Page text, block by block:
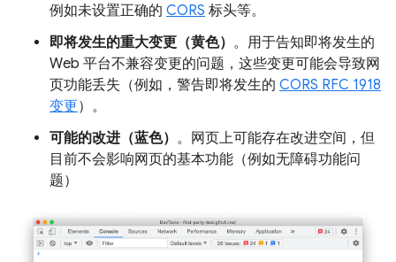
例如未设置正确的 CORS 标头等。
即将发生的重大变更（黄色） 。用于告知即将发生的
Web 平台不兼容变更的问题，这些变更可能会导致网
页功能丢失（例如，警告即将发生的 CORS RFC 1918
变更）。
可能的改进（蓝色） 。网页上可能存在改进空间，但
目前不会影响网页的基本功能（例如无障碍功能问
题）